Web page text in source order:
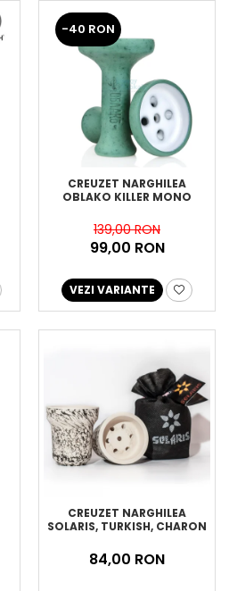
-40 RON
CREUZET NARGHILEA
OBLAKO KILLER MONO
139,00 RON
99,00 RON
VEZI VARIANTE
CREUZET NARGHILEA
SOLARIS, TURKISH, CHARON
84,00 RON